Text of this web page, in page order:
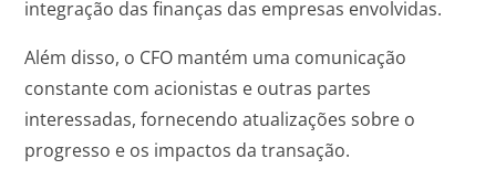
integração das finanças das empresas envolvidas.
Além disso, o CFO mantém uma comunicação
constante com acionistas e outras partes
interessadas, fornecendo atualizações sobre o
progresso e os impactos da transação.